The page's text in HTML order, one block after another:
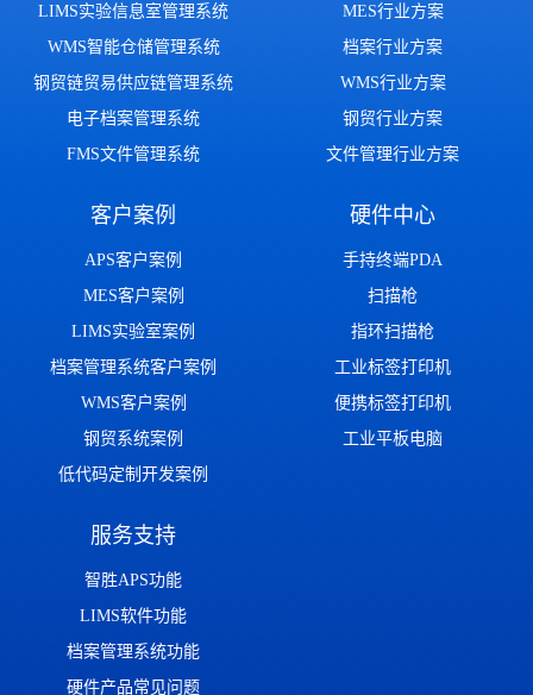
LIMS实验信息室管理系统
WMS智能仓储管理系统
钢贸链贸易供应链管理系统
电子档案管理系统
FMS文件管理系统
MES行业方案
档案行业方案
WMS行业方案
钢贸行业方案
文件管理行业方案
客户案例
APS客户案例
MES客户案例
LIMS实验室案例
档案管理系统客户案例
WMS客户案例
钢贸系统案例
低代码定制开发案例
硬件中心
手持终端PDA
扫描枪
指环扫描枪
工业标签打印机
便携标签打印机
工业平板电脑
服务支持
智胜APS功能
LIMS软件功能
档案管理系统功能
硬件产品常见问题